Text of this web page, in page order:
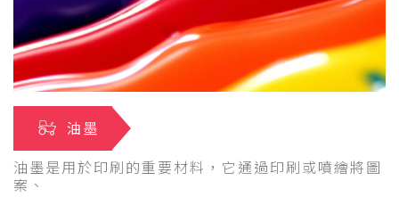
油墨
油墨是用於印刷的重要材料，它通過印刷或噴繪將圖
案、